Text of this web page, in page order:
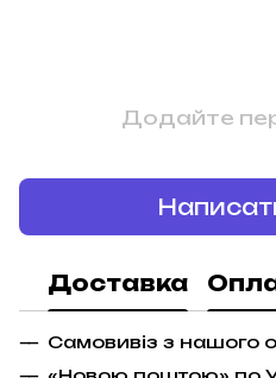
Додайте
Доставка
Самовивіз з нашого